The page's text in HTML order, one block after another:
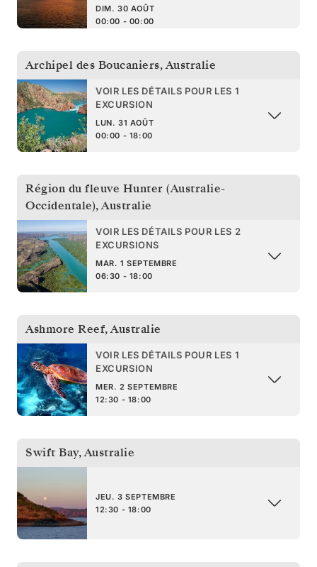
DIM. 30 AOÛT
00:00 - 00:00
Archipel des Boucaniers,Australie
VOIR LES DÉTAILS POUR LES 1
EXCURSION
LUN. 31 AOÛT
00:00 - 18:00
Région du fleuve Hunter (Australie-
Occidentale),Australie
VOIR LES DÉTAILS POUR LES 2
EXCURSIONS
MAR. 1 SEPTEMBRE
06:30 - 18:00
Ashmore Reef,Australie
VOIR LES DÉTAILS POUR LES 1
EXCURSION
MER. 2 SEPTEMBRE
12:30 - 18:00
Swift Bay,Australie
JEU. 3 SEPTEMBRE
12:30 - 18:00